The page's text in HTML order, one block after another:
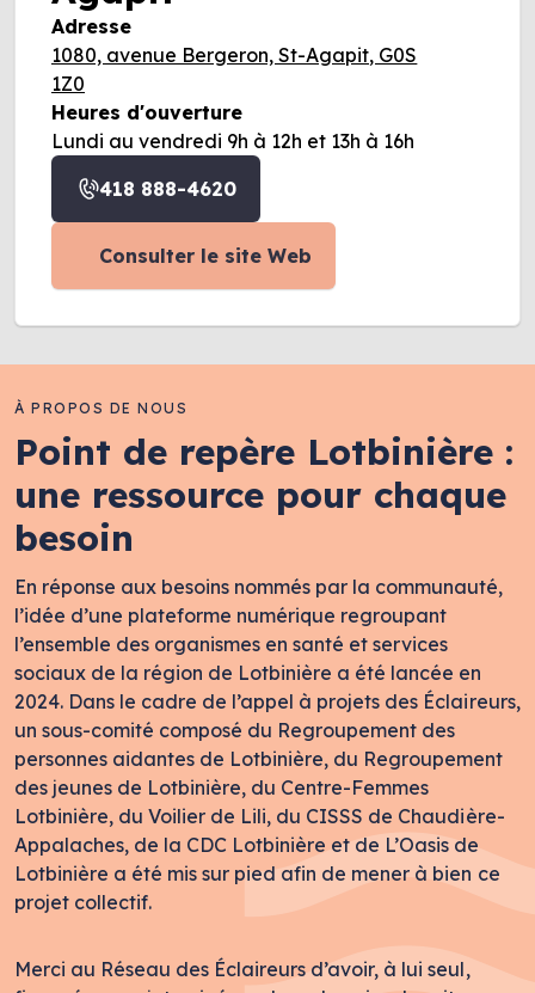
Adresse
1080, avenue Bergeron, St-Agapit, G0S
1Z0
Heures d'ouverture
Lundi au vendredi 9h à 12h et 13h à 16h
418 888-4620
Consulter le site Web
À PROPOS DE NOUS
Point de repère Lotbinière :
une ressource pour chaque
besoin
En réponse aux besoins nommés par la communauté,
l’idée d’une plateforme numérique regroupant
l’ensemble des organismes en santé et services
sociaux de la région de Lotbinière a été lancée en
2024. Dans le cadre de l’appel à projets des Éclaireurs,
un sous-comité composé du Regroupement des
personnes aidantes de Lotbinière, du Regroupement
des jeunes de Lotbinière, du Centre-Femmes
Lotbinière, du Voilier de Lili, du CISSS de Chaudière-
Appalaches, de la CDC Lotbinière et de L’Oasis de
Lotbinière a été mis sur pied afin de mener à bien ce
projet collectif.
Merci au Réseau des Éclaireurs d’avoir, à lui seul,